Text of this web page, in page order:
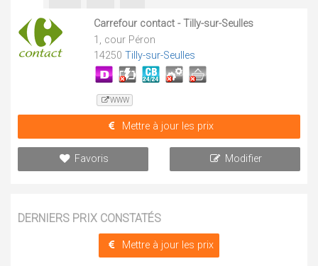
Carrefour contact - Tilly-sur-Seulles
1, cour Péron
14250 Tilly-sur-Seulles
WWW
Mettre à jour les prix
Favoris Modifier
DERNIERS PRIX CONSTATÉS
Mettre à jour les prix